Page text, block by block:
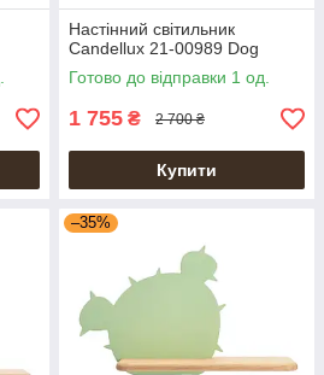
Настінний світильник
Candellux 21-00989 Dog
Готово до відправки 1 од.
1 755 ₴ 2 700 ₴
Купити
–35%